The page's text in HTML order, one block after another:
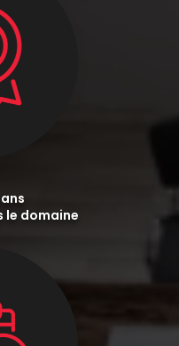
le domaine